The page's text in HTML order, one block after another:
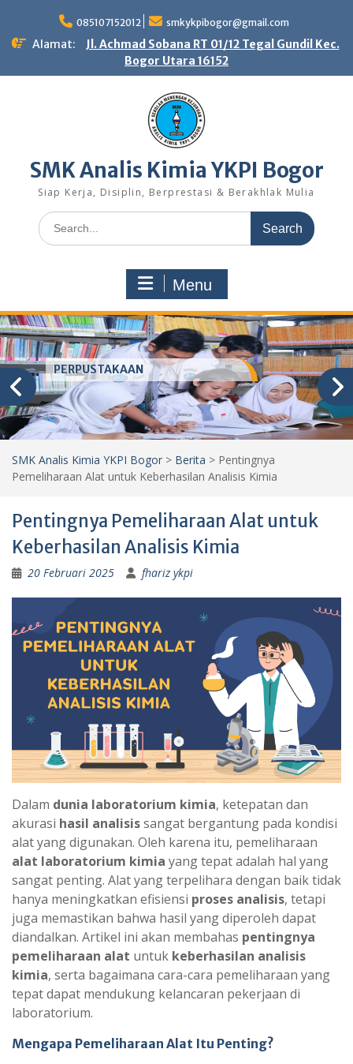
content
085107152012 smkykpibogor@gmail.com
Alamat:
Jl. Achmad Sobana RT 01/12 Tegal Gundil Kec.
Bogor Utara 16152
SMK Analis Kimia YKPI Bogor
Siap Kerja, Disiplin, Berprestasi & Berakhlak Mulia
Search
for:
Menu
PERPUSTAKAAN
SMK Analis Kimia YKPI Bogor > Berita > Pentingnya
Pemeliharaan Alat untuk Keberhasilan Analisis Kimia
Pentingnya Pemeliharaan Alat untuk
Keberhasilan Analisis Kimia
20 Februari 2025 fhariz ykpi
Dalam dunia laboratorium kimia, ketepatan dan
akurasi hasil analisissangat bergantung pada kondisi
alat yang digunakan. Oleh karena itu, pemeliharaan
alat laboratorium kimia yang tepat adalah hal yang
sangat penting. Alat yang terpelihara dengan baik tidak
hanya meningkatkan efisiensi proses analisis, tetapi
juga memastikan bahwa hasil yang diperoleh dapat
diandalkan. Artikel ini akan membahas pentingnya
pemeliharaan alat untuk keberhasilan analisis
kimia, serta bagaimana cara-cara pemeliharaan yang
tepat dapat mendukung kelancaran pekerjaan di
laboratorium.
Mengapa Pemeliharaan Alat Itu Penting?